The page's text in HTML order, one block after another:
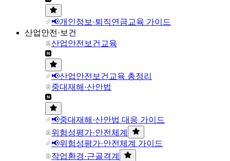
📢개인정보·퇴직연금교육 가이드
산업안전·보건
산업안전보건교육
📢산업안전보건교육 총정리
중대재해·산안법
📢중대재해·산안법 대응 가이드
위험성평가·안전체계
📢위험성평가·안전체계 가이드
작업환경·근골격계